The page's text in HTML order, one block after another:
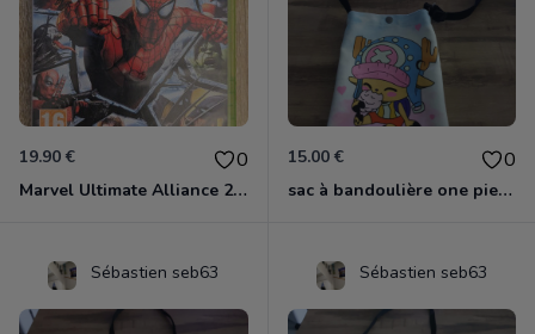
19.90 € 0
Marvel Ultimate Alliance 2 Xbox 360
15.00 € 0
sac à bandoulière one piece chopper
Sébastien seb63 Sébastien seb63